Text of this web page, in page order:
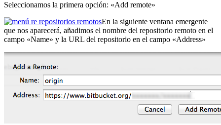
Seleccionamos la primera opción: «Add remote»
En la siguiente ventana emergente
que nos aparecerá, añadimos el nombre del repositorio remoto en el
campo «Name» y la URL del repositorio en el campo «Address»